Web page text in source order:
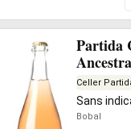
Partida
Celler
Sans
Bobal